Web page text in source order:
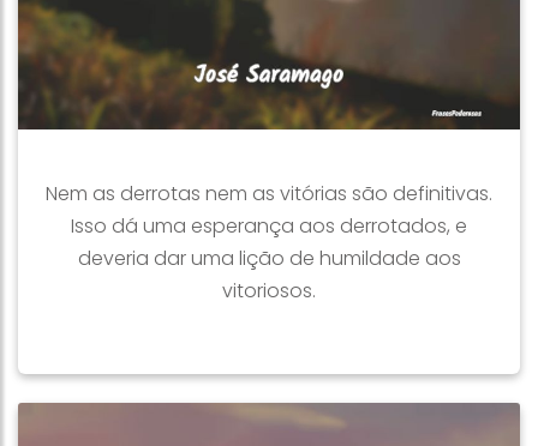
Nem as derrotas nem as vitórias são definitivas.
Isso dá uma esperança aos derrotados, e
deveria dar uma lição de humildade aos
vitoriosos.